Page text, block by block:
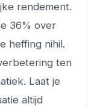
rendement.
36% over
heffing nihil.
ten
Laat je
altijd